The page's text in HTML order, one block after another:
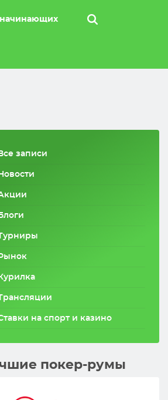
начинающих
Все записи
Новости
Блоги
Рынок
Курилка
на спорт и казино
покер-румы